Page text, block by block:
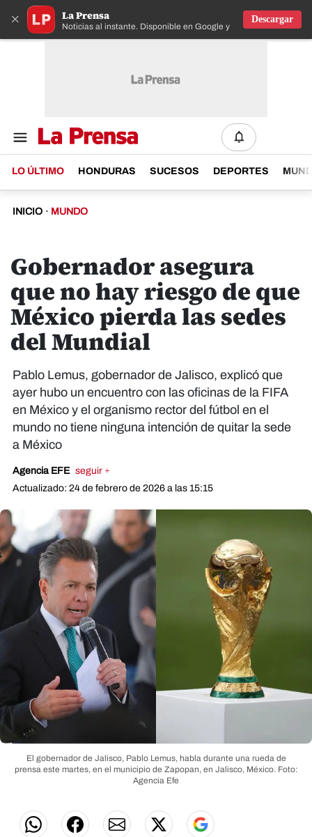
× La Prensa
Noticias al instante. Disponible en Google y IOS
Descargar
LO ÚLTIMO HONDURAS SUCESOS DEPORTES
INICIO · MUNDO
Gobernador asegura
que no hay riesgo de que
México pierda las sedes
del Mundial
Pablo Lemus, gobernador de Jalisco, explicó que
ayer hubo un encuentro con las oficinas de la FIFA
en México y el organismo rector del fútbol en el
mundo no tiene ninguna intención de quitar la sede
a México
Agencia EFE seguir +
Actualizado: 24 de febrero de 2026 a las 15:15
El gobernador de Jalisco, Pablo Lemus, habla durante una rueda de
prensa este martes, en el municipio de Zapopan, en Jalisco, México. Foto:
Agencia Efe